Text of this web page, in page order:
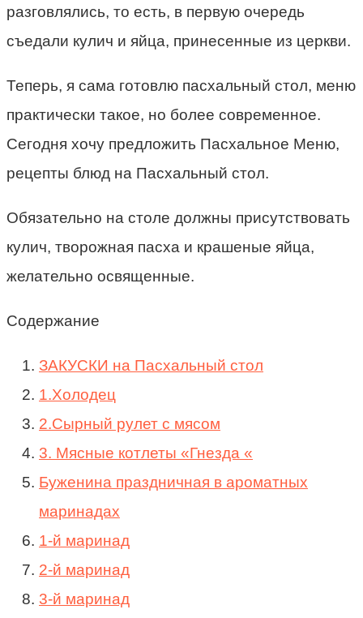
разговлялись, то есть, в первую очередь
съедали кулич и яйца, принесенные из церкви.
Теперь, я сама готовлю пасхальный стол, меню
практически такое, но более современное.
Сегодня хочу предложить Пасхальное Меню,
рецепты блюд на Пасхальный стол.
Обязательно на столе должны присутствовать
кулич, творожная пасха и крашеные яйца,
желательно освященные.
Содержание
ЗАКУСКИ на Пасхальный стол
1.Холодец
2.Сырный рулет с мясом
3. Мясные котлеты «Гнезда «
Буженина праздничная в ароматных
маринадах
1-й маринад
2-й маринад
3-й маринад